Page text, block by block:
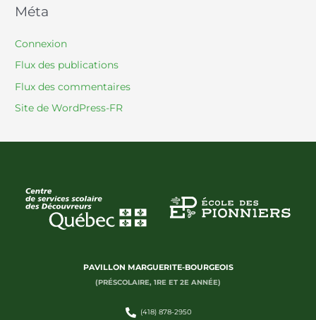
Méta
Connexion
Flux des publications
Flux des commentaires
Site de WordPress-FR
PAVILLON MARGUERITE-BOURGEOIS
(PRÉSCOLAIRE, 1RE ET 2E ANNÉE)
(418) 878-2950